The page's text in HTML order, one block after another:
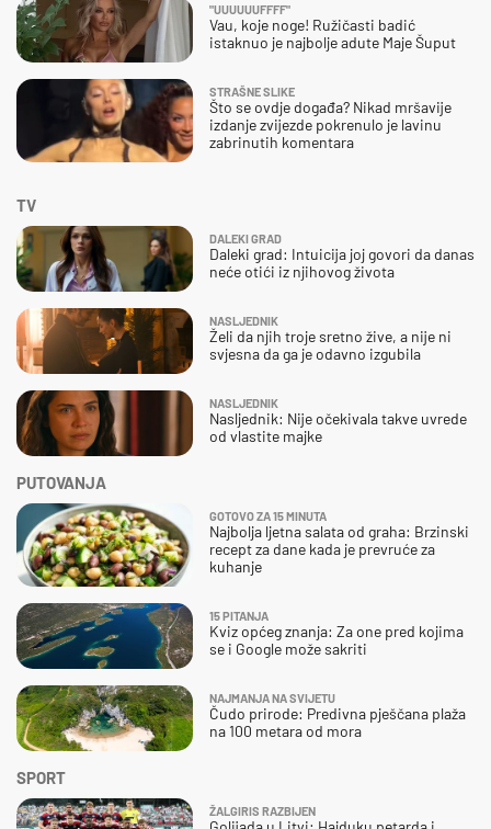
"UUUUUUFFFF"
Vau, koje noge! Ružičasti badić
istaknuo je najbolje adute Maje Šuput
STRAŠNE SLIKE
Što se ovdje događa? Nikad mršavije
izdanje zvijezde pokrenulo je lavinu
zabrinutih komentara
SPORT
ŽALGIRIS RAZBIJEN
TV
DALEKI GRAD
Daleki grad: Intuicija joj govori da danas
neće otići iz njihovog života
NASLJEDNIK
Želi da njih troje sretno žive, a nije ni
svjesna da ga je odavno izgubila
NASLJEDNIK
Nasljednik: Nije očekivala takve uvrede
od vlastite majke
PUTOVANJA
GOTOVO ZA 15 MINUTA
Najbolja ljetna salata od graha: Brzinski
recept za dane kada je prevruće za
kuhanje
15 PITANJA
Kviz općeg znanja: Za one pred kojima
se i Google može sakriti
NAJMANJA NA SVIJETU
Čudo prirode: Predivna pješčana plaža
na 100 metara od mora